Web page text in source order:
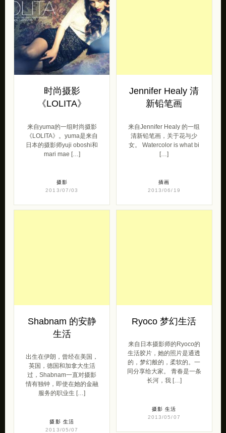
时尚摄影
《LOLITA》
来自yuma的一组时尚摄影
《LOLITA》。yuma是来自
日本的摄影师yuji oboshi和
mari mae […]
摄影
2013/07/03
Jennifer Healy 清
新铅笔画
来自Jennifer Healy 的一组
清新铅笔画，关于花与少
女。 Watercolor is what bi
[…]
插画
2013/06/19
Shabnam 的安静
生活
出生在伊朗，曾经在美国，
英国，德国和加拿大生活
过，Shabnam一直对摄影
情有独钟，即使在她的金融
服务的职业生 […]
摄影 生活
2013/05/07
Ryoco 梦幻生活
来自日本摄影师的Ryoco的
生活胶片，她的照片是通透
的，梦幻般的，柔软的。一
同分享给大家。 青春是一条
长河，我 […]
摄影 生活
2013/05/07